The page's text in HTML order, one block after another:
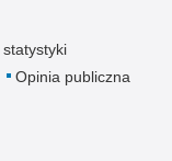
Opinia publiczna